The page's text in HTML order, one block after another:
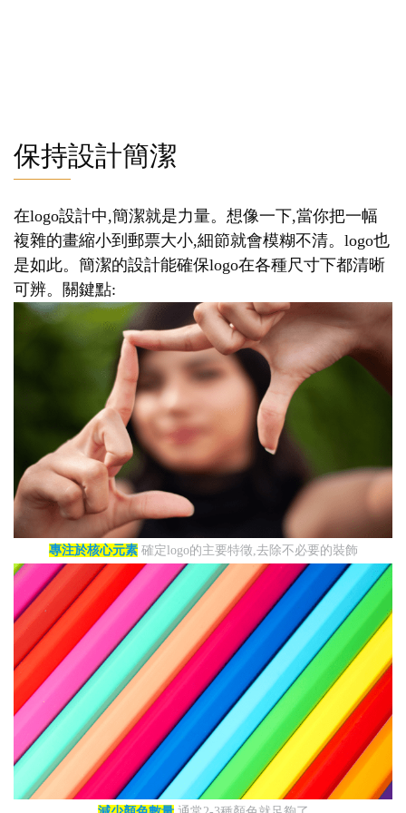
保持設計簡潔
在logo設計中,簡潔就是力量。想像一下,當你把一幅
複雜的畫縮小到郵票大小,細節就會模糊不清。logo也
是如此。簡潔的設計能確保logo在各種尺寸下都清晰
可辨。關鍵點:
專注於核心元素確定logo的主要特徵,去除不必要的裝飾